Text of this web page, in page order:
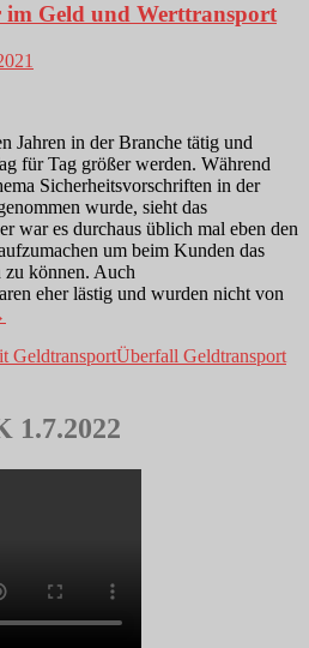
im Geld und Werttransport
Jahren in der Branche tätig und
für Tag größer werden. Während
Sicherheitsvorschriften in der
wurde, sieht das
war es durchaus üblich mal eben den
um beim Kunden das
zu können. Auch
eher lästig und wurden nicht von
GeldtransportÜberfall Geldtransport
1.7.2022